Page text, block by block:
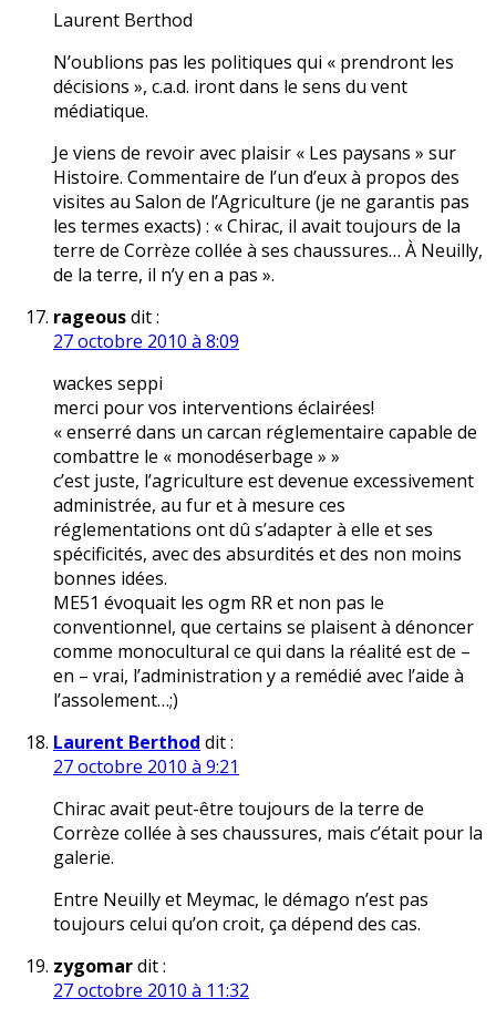
Laurent Berthod
N’oublions pas les politiques qui « prendront les
décisions », c.a.d. iront dans le sens du vent
médiatique.
Je viens de revoir avec plaisir « Les paysans » sur
Histoire. Commentaire de l’un d’eux à propos des
visites au Salon de l’Agriculture (je ne garantis pas
les termes exacts) : « Chirac, il avait toujours de la
terre de Corrèze collée à ses chaussures… À Neuilly,
de la terre, il n’y en a pas ».
rageousdit :
27 octobre 2010 à 8:09
wackes seppi
merci pour vos interventions éclairées!
« enserré dans un carcan réglementaire capable de
combattre le « monodéserbage » »
c’est juste, l’agriculture est devenue excessivement
administrée, au fur et à mesure ces
réglementations ont dû s’adapter à elle et ses
spécificités, avec des absurdités et des non moins
bonnes idées.
ME51 évoquait les ogm RR et non pas le
conventionnel, que certains se plaisent à dénoncer
comme monocultural ce qui dans la réalité est de –
en – vrai, l’administration y a remédié avec l’aide à
l’assolement…;)
Laurent Berthod dit :
27 octobre 2010 à 9:21
Chirac avait peut-être toujours de la terre de
Corrèze collée à ses chaussures, mais c’était pour la
galerie.
Entre Neuilly et Meymac, le démago n’est pas
toujours celui qu’on croit, ça dépend des cas.
zygomardit :
27 octobre 2010 à 11:32